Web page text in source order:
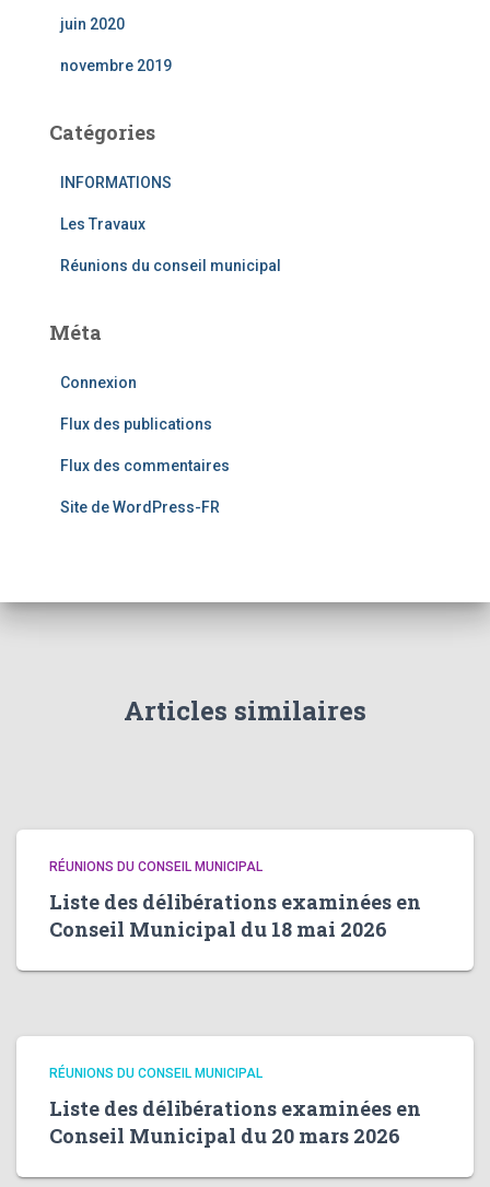
juin 2020
novembre 2019
Catégories
INFORMATIONS
Les Travaux
Réunions du conseil municipal
Méta
Connexion
Flux des publications
Flux des commentaires
Site de WordPress-FR
Articles similaires
RÉUNIONS DU CONSEIL MUNICIPAL
Liste des délibérations examinées en
Conseil Municipal du 18 mai 2026
RÉUNIONS DU CONSEIL MUNICIPAL
Liste des délibérations examinées en
Conseil Municipal du 20 mars 2026